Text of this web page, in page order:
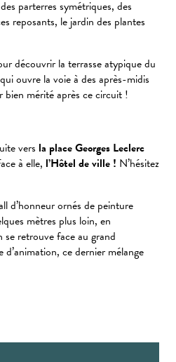
parterres symétriques, des
reposants, le jardin des plantes
découvrir la terrasse atypique du
ouvre la voie à des après-midis
bien mérité après ce circuit !
vers la place Georges Leclerc
à elle, l’Hôtel de ville ! N’hésitez
d’honneur ornés de peinture
mètres plus loin, en
retrouve face au grand
ce dernier mélange